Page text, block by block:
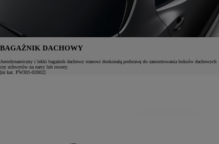
BAGAŻNIK DACHOWY
Aerodynamiczny i lekki bagażnik dachowy stanowi doskonałą podstawę do zamontowania boksów dachowych
czy uchwytów na narty lub rowery.
[nr kat. PW301-02002]